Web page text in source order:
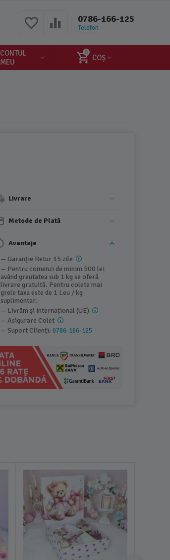
0786-166-125
Telefon
0
COȘ
CONTUL
MEU
Livrare
Metode de Plată
Avantaje
— Garanție Retur 15 zile
— Pentru comenzi de minim 500 lei
având greutatea sub 1 kg se oferă
livrare gratuită. Pentru colete mai
grele taxa este de 1 Leu / kg
suplimentar.
— Livrăm și Internațional (UE)
— Asigurare Colet
— Suport Clienți:0786-166-125